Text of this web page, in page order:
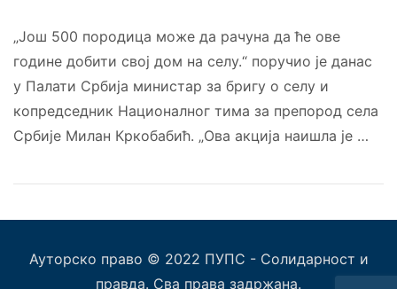
„Још 500 породица може да рачуна да ће ове
године добити свој дом на селу.“ поручио је данас
у Палати Србија министар за бригу о селу и
копредседник Националног тима за препород села
Србије Милан Кркобабић. „Ова акција наишла је …
Ауторско право © 2022 ПУПС - Солидарност и
правда. Сва права задржана.